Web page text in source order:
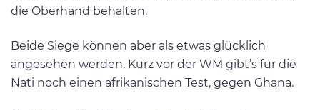
die Oberhand behalten.
Beide Siege können aber als etwas glücklich
angesehen werden. Kurz vor der WM gibt’s für die
Nati noch einen afrikanischen Test, gegen Ghana.